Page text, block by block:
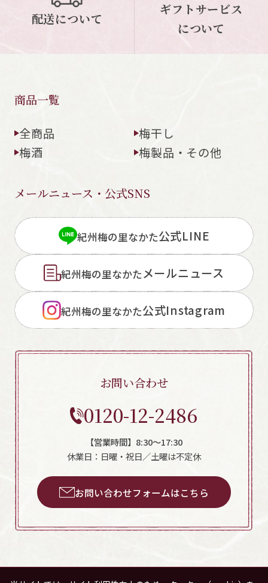
配送について
ギフトサービス
について
商品一覧
全商品
梅干し
梅酒
梅製品・その他
メールニュース・公式SNS
紀州梅の里なかた公式LINE
紀州梅の里なかたメールニュース
紀州梅の里なかた公式Instagram
お問い合わせ
0120-12-2486
【営業時間】8:30～17:30
休業日：日曜・祝日／土曜は不定休
お問い合わせフォームはこちら